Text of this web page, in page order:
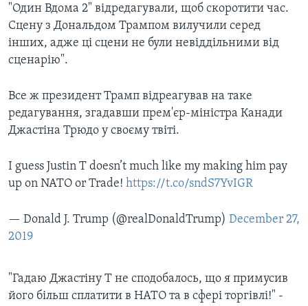
"Один Вдома 2" відредагували, щоб скоротити час.
Сцену з Дональдом Трампом вилучили серед
інших, адже ці сцени не були невіддільними від
сценарію".
Все ж президент Трамп відреагував на таке
редагування, згадавши прем'єр-міністра Канади
Джастіна Трюдо у своєму твіті.
I guess Justin T doesn’t much like my making him pay
up on NATO or Trade! https://t.co/sndS7YvIGR
— Donald J. Trump (@realDonaldTrump) December 27,
2019
"Гадаю Джастіну Т не сподобалось, що я примусив
його більш сплатити в НАТО та в сфері торгівлі!" -